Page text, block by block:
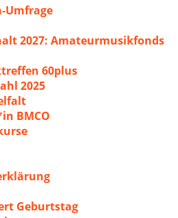
Umfrage
2027: Amateurmusikfonds
60plus
2025
BMCO
Geburtstag